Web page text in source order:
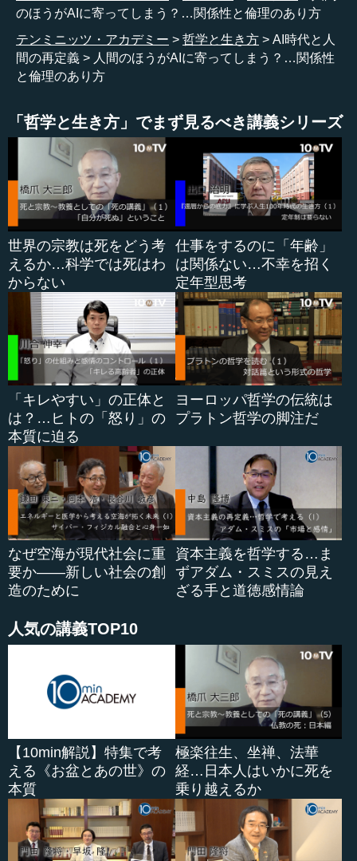
ッコ問題で。「うちの子が泣いて家に帰ってきた。あんな
の選べるわけがないのに、先生に選んで議論しろと言われ
ちゃって。もう私はどうしていいか分からなくなった。何
でこんなバカな問題を授業でやらせるんだ」という怒りの
電話が来たそうです。
たぶん、今トロッコ問題に関しては、どの教科書会社も
だんだん慎重になってきていると思います。つまり、あれ
はひょっとしたら非常に強力なニセの問題であって、倫理
的な決断を迫らせて、学習する人たちを困らせている問題
にすぎないのではないか。ある種本当の倫理の問題のすり
替えなのではないか。このようになってきているわけで
す。ですから、トロッコ問題のような問題をAIに装備させ
ると、そういう怒りの電話をしてくる保護者が増えるとい
うことです。
そうではなくて、正しい倫理とおっしゃいましたけれ
ど、倫理の問題ということでいうと、途中でも申し上げた
ように、人...
のほうがAIに寄ってしまう？…関係性と倫理のあり方
テンミニッツ・アカデミー
哲学と生き方
AI時代と人
間の再定義
人間のほうがAIに寄ってしまう？…関係性
と倫理のあり方
「哲学と生き方」でまず見るべき講義シリーズ
世界の宗教は死をどう考
えるか…科学では死はわ
からない
仕事をするのに「年齢」
は関係ない…不幸を招く
定年型思考
「キレやすい」の正体と
は？…ヒトの「怒り」の
本質に迫る
ヨーロッパ哲学の伝統は
プラトン哲学の脚注だ
なぜ空海が現代社会に重
要か――新しい社会の創
造のために
資本主義を哲学する…ま
ずアダム・スミスの見え
ざる手と道徳感情論
人気の講義TOP10
【10min解説】特集で考
える《お盆とあの世》の
本質
極楽往生、坐禅、法華
経…日本人はいかに死を
乗り越えるか